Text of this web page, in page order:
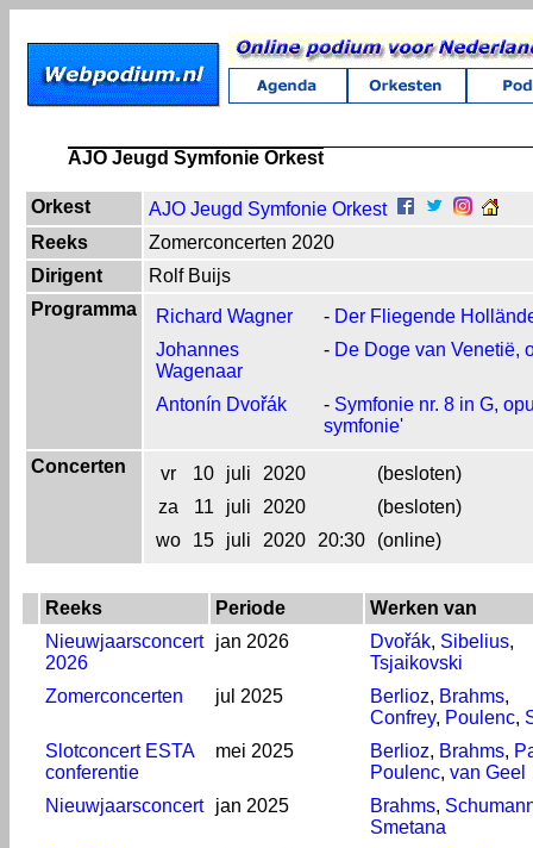
AJO Jeugd Symfonie Orkest
Orkest
AJO Jeugd Symfonie Orkest
Reeks
Zomerconcerten 2020
Dirigent
Rolf Buijs
Programma
Richard Wagner - Der Fliegende
Johannes
Wagenaar
- De Doge van Venetië,
Antonín Dvořák - Symfonie nr. 8 in G,
symfonie'
Concerten
vr 10 juli 2020
(besloten)
za
11 juli 2020
(besloten)
wo
15 juli 2020 20:30 (online)
Reeks Periode
Werken van
Nieuwjaarsconcert
2026
jan 2026 Dvořák, Sibelius,
Tsjaikovski
Zomerconcerten
jul 2025 Berlioz, Brahms,
Confrey, Poulenc,
Slotconcert ESTA
conferentie
mei 2025 Berlioz, Brahms,
Poulenc, van Geel
Nieuwjaarsconcert
jan 2025 Brahms,
Smetana